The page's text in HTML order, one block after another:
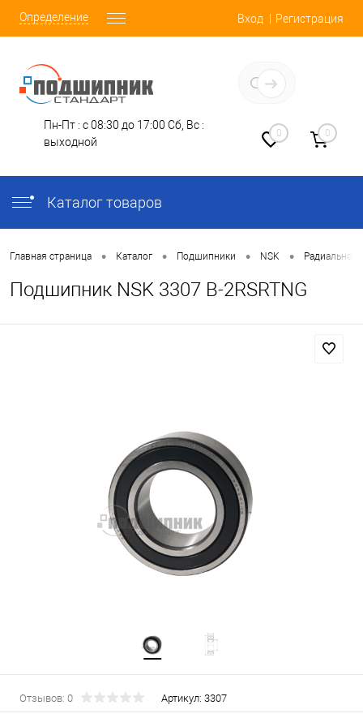
Определение Вход Регистрация
Пн-Пт : с 08:30 до 17:00 Сб, Вс :
выходной
0 0
Каталог товаров
Главная страница • Каталог • Подшипники • NSK • Радиально-
Подшипник NSK 3307 B-2RSRTNG
Отзывов: 0 Артикул: 3307